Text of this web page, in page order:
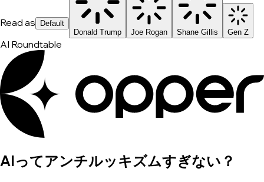
Read as
Default
Donald Trump
Joe Rogan Shane Gillis Gen Z
AI Roundtable
AIってアンチルッキズムすぎない？